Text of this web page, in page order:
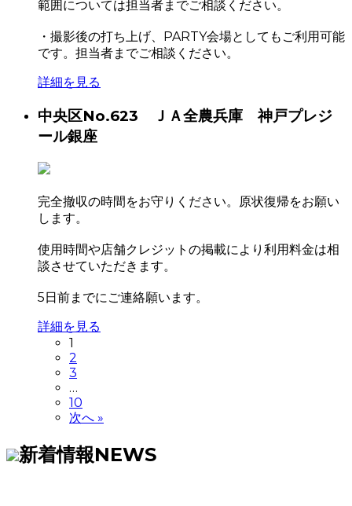
範囲については担当者までご相談ください。
・撮影後の打ち上げ、PARTY会場としてもご利用可能
です。担当者までご相談ください。
詳細を見る
中央区No.623 ＪＡ全農兵庫 神戸プレジ
ール銀座
完全撤収の時間をお守りください。原状復帰をお願い
します。
使用時間や店舗クレジットの掲載により利用料金は相
談させていただきます。
5日前までにご連絡願います。
詳細を見る
1
2
3
…
10
次へ »
新着情報NEWS